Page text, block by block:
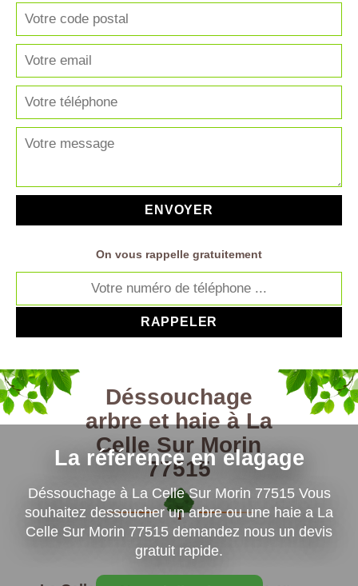
La référence en elagage
Déssouchage à La Celle Sur Morin 77515 Vous
souhaitez dessoucher un arbre ou une haie a La
Celle Sur Morin 77515 demandez nous un devis
gratuit rapide.
On vous rappelle gratuitement
Déssouchage
arbre et haie à La
Celle Sur Morin
77515